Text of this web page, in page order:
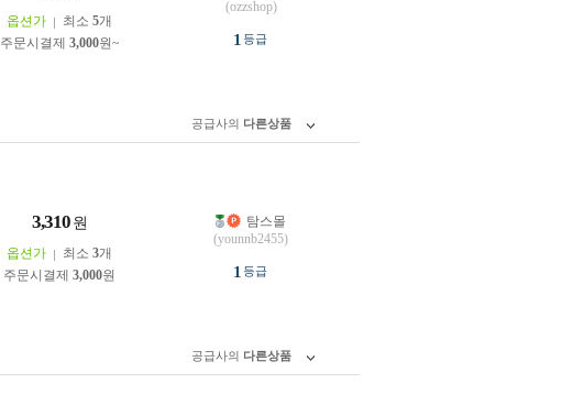
옵션가 최소 5개
주문시결제 3,000원~
(ozzshop)
1 등급
공급사의 다른상품
3,310 원
옵션가 최소 3개
주문시결제 3,000원
탐스몰
(younnb2455)
1 등급
공급사의 다른상품